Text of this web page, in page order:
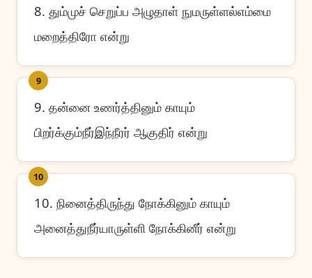
8. தும்முச் செறுப்ப அழுதாள் நுமருள்ளல்எம்மை
மறைத்திரோ என்று
9
9. தன்னை உணர்த்தினும் காயும்
பிறர்க்கும்நீர்இந்நீரர் ஆகுதிர் என்று
10
10. நினைத்திருந்து நோக்கினும் காயும்
அனைத்துநீர்யாருள்ளி நோக்கினீர் என்று